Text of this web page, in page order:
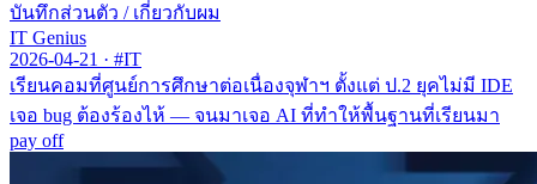
บันทึกส่วนตัว / เกี่ยวกับผม
IT Genius
2026-04-21 · #IT
เรียนคอมที่ศูนย์การศึกษาต่อเนื่องจุฬาฯ ตั้งแต่ ป.2 ยุคไม่มี IDE
เจอ bug ต้องร้องไห้ — จนมาเจอ AI ที่ทำให้พื้นฐานที่เรียนมา
pay off